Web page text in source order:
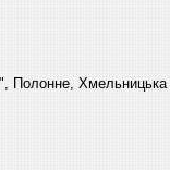
Полонне, Хмельницька